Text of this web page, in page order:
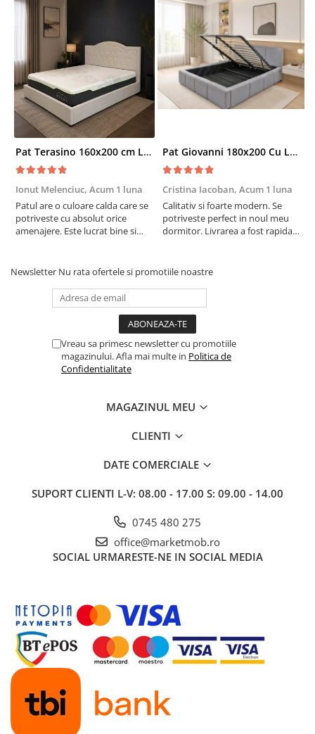
Pat Terasino 160x200 cm Lada Depozitare Tapitat Stofa Bej Somiera Inclusa
Ionut Melenciuc, Acum 1 luna
Patul are o culoare calda care se
potriveste cu absolut orice
amenajere. Este lucrat bine si
drag !
Pat Giovanni 180x200 Cu Lada De Depozitare Tapitat Catifea Gri Somiera Inclusa
Cristina Iacoban, Acum 1 luna
Calitativ si foarte modern. Se
potriveste perfect in noul meu
dormitor. Livrarea a fost rapida
Newsletter Nu rata ofertele si promotiile noastre
Vreau sa primesc newsletter cu promotiile
magazinului. Afla mai multe in Politica de
Confidentialitate
MAGAZINUL MEU
CLIENTI
DATE COMERCIALE
SUPORT CLIENTI L-V: 08.00 - 17.00 S: 09.00 - 14.00
0745 480 275
office@marketmob.ro
SOCIAL URMARESTE-NE IN SOCIAL MEDIA